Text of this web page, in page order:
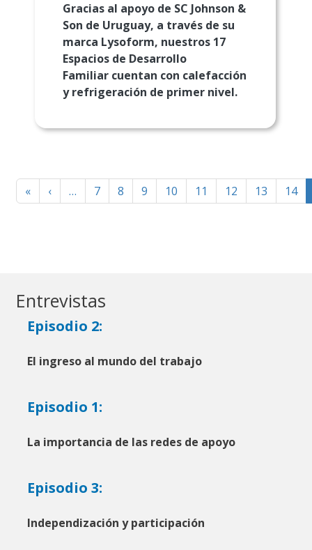
Gracias al apoyo de SC Johnson &
Son de Uruguay, a través de su
marca Lysoform, nuestros 17
Espacios de Desarrollo
Familiar cuentan con calefacción
y refrigeración de primer nivel.
Paginación
«First
page
‹Página
anterior
… 7 8 9 10 11 12 13 14
Entrevistas
Episodio 2:
El ingreso al mundo del trabajo
Episodio 1:
La importancia de las redes de apoyo
Episodio 3:
Independización y participación